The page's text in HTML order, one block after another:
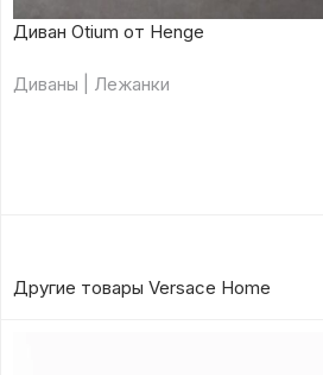
Диван Otium от Henge
Диваны | Лежанки
Другие товары Versace Home